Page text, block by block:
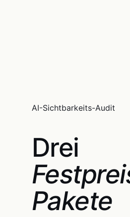
AI-Sichtbarkeits-Audit
Drei
Pakete